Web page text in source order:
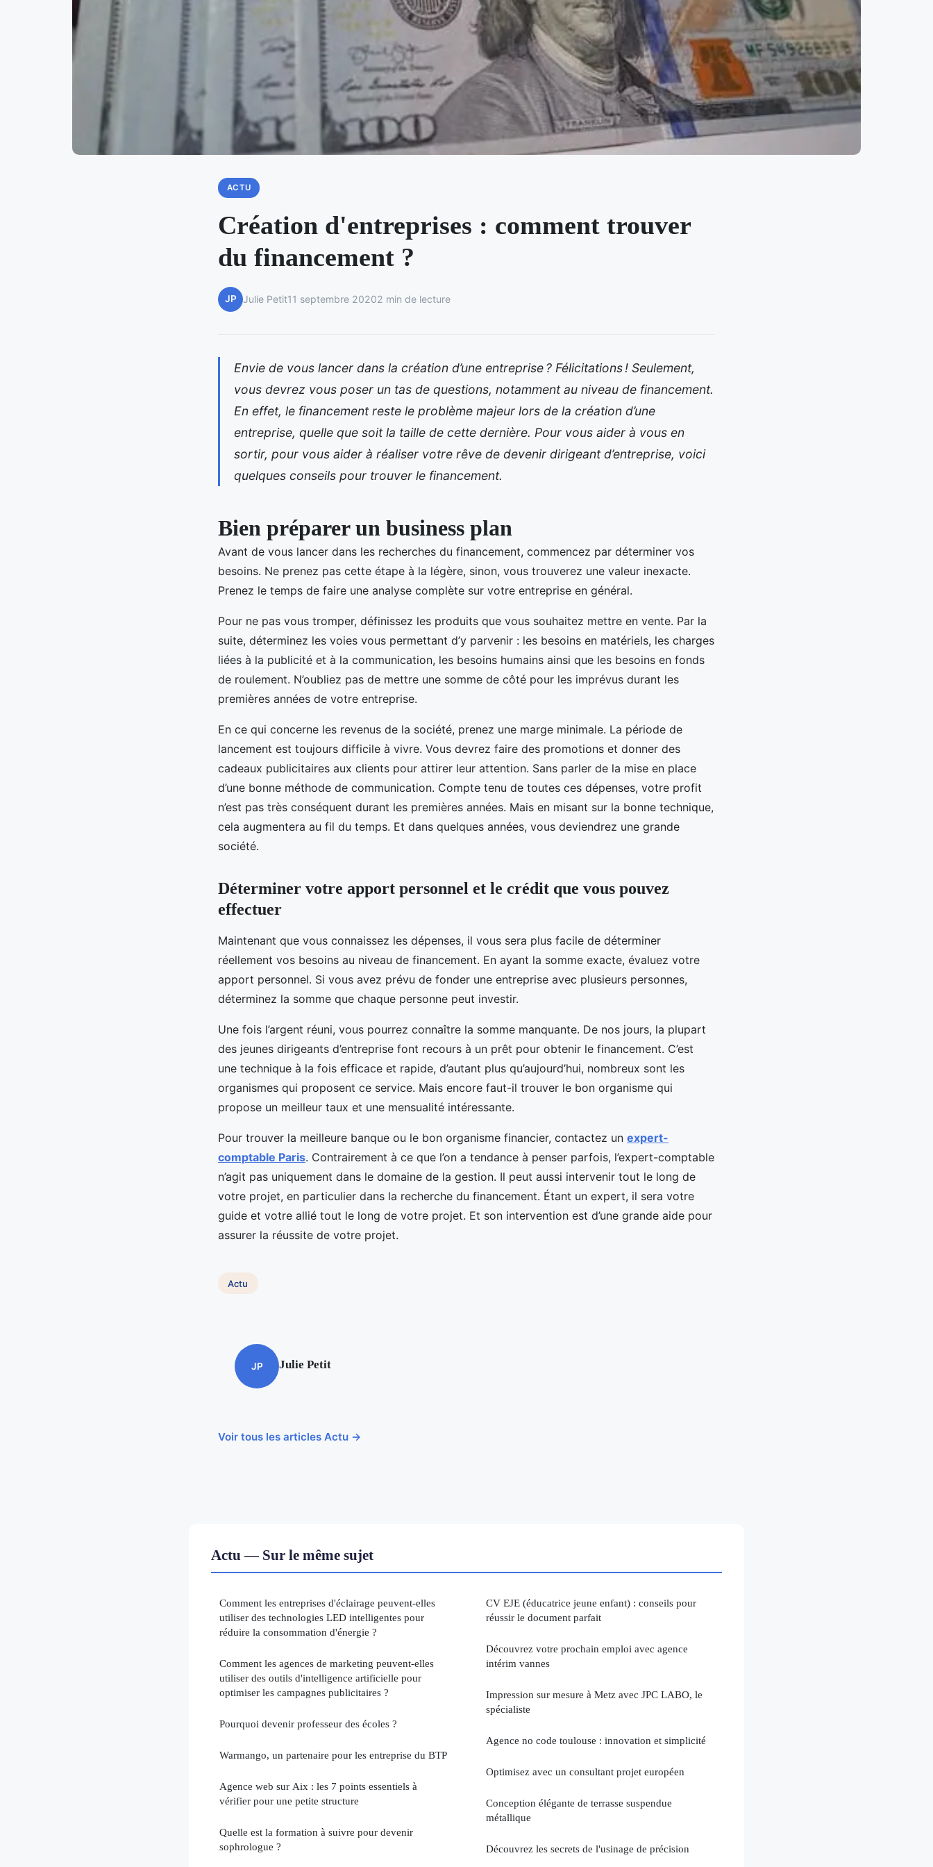
ACTU
Création d'entreprises : comment trouver
du financement ?
JP Julie Petit11 septembre 20202 min de lecture
Envie de vous lancer dans la création d’une entreprise ? Félicitations ! Seulement,
vous devrez vous poser un tas de questions, notamment au niveau de financement.
En effet, le financement reste le problème majeur lors de la création d’une
entreprise, quelle que soit la taille de cette dernière. Pour vous aider à vous en
sortir, pour vous aider à réaliser votre rêve de devenir dirigeant d’entreprise, voici
quelques conseils pour trouver le financement.
Bien préparer un business plan
Avant de vous lancer dans les recherches du financement, commencez par déterminer vos
besoins. Ne prenez pas cette étape à la légère, sinon, vous trouverez une valeur inexacte.
Prenez le temps de faire une analyse complète sur votre entreprise en général.
Pour ne pas vous tromper, définissez les produits que vous souhaitez mettre en vente. Par la
suite, déterminez les voies vous permettant d’y parvenir : les besoins en matériels, les charges
liées à la publicité et à la communication, les besoins humains ainsi que les besoins en fonds
de roulement. N’oubliez pas de mettre une somme de côté pour les imprévus durant les
premières années de votre entreprise.
En ce qui concerne les revenus de la société, prenez une marge minimale. La période de
lancement est toujours difficile à vivre. Vous devrez faire des promotions et donner des
cadeaux publicitaires aux clients pour attirer leur attention. Sans parler de la mise en place
d’une bonne méthode de communication. Compte tenu de toutes ces dépenses, votre profit
n’est pas très conséquent durant les premières années. Mais en misant sur la bonne technique,
cela augmentera au fil du temps. Et dans quelques années, vous deviendrez une grande
société.
Déterminer votre apport personnel et le crédit que vous pouvez
effectuer
Maintenant que vous connaissez les dépenses, il vous sera plus facile de déterminer
réellement vos besoins au niveau de financement. En ayant la somme exacte, évaluez votre
apport personnel. Si vous avez prévu de fonder une entreprise avec plusieurs personnes,
déterminez la somme que chaque personne peut investir.
Une fois l’argent réuni, vous pourrez connaître la somme manquante. De nos jours, la plupart
des jeunes dirigeants d’entreprise font recours à un prêt pour obtenir le financement. C’est
une technique à la fois efficace et rapide, d’autant plus qu’aujourd’hui, nombreux sont les
organismes qui proposent ce service. Mais encore faut-il trouver le bon organisme qui
propose un meilleur taux et une mensualité intéressante.
Pour trouver la meilleure banque ou le bon organisme financier, contactez un expert-
comptable Paris. Contrairement à ce que l’on a tendance à penser parfois, l’expert-comptable
n’agit pas uniquement dans le domaine de la gestion. Il peut aussi intervenir tout le long de
votre projet, en particulier dans la recherche du financement. Étant un expert, il sera votre
guide et votre allié tout le long de votre projet. Et son intervention est d’une grande aide pour
assurer la réussite de votre projet.
Actu
JP Julie Petit
Voir tous les articles Actu →
Actu — Sur le même sujet
Comment les entreprises d'éclairage peuvent-elles
utiliser des technologies LED intelligentes pour
réduire la consommation d'énergie ?
Comment les agences de marketing peuvent-elles
utiliser des outils d'intelligence artificielle pour
optimiser les campagnes publicitaires ?
Pourquoi devenir professeur des écoles ?
Warmango, un partenaire pour les entreprise du BTP
Agence web sur Aix : les 7 points essentiels à
vérifier pour une petite structure
Quelle est la formation à suivre pour devenir
sophrologue ?
CV EJE (éducatrice jeune enfant) : conseils pour
réussir le document parfait
Découvrez votre prochain emploi avec agence
intérim vannes
Impression sur mesure à Metz avec JPC LABO, le
spécialiste
Agence no code toulouse : innovation et simplicité
Optimisez avec un consultant projet européen
Conception élégante de terrasse suspendue
métallique
Découvrez les secrets de l'usinage de précision